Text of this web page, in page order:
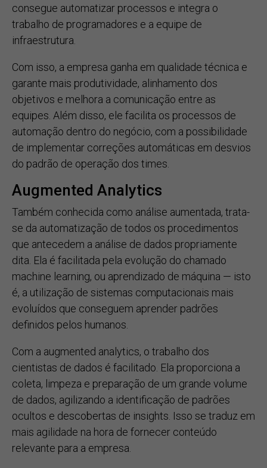
consegue automatizar processos e integra o
trabalho de programadores e a equipe de
infraestrutura.
Com isso, a empresa ganha em qualidade técnica e
garante mais produtividade, alinhamento dos
objetivos e melhora a comunicação entre as
equipes. Além disso, ele facilita os processos de
automação dentro do negócio, com a possibilidade
de implementar correções automáticas em desvios
do padrão de operação dos times.
Augmented Analytics
Também conhecida como análise aumentada, trata-
se da automatização de todos os procedimentos
que antecedem a análise de dados propriamente
dita. Ela é facilitada pela evolução do chamado
machine learning, ou aprendizado de máquina — isto
é, a utilização de sistemas computacionais mais
evoluídos que conseguem aprender padrões
definidos pelos humanos.
Com a augmented analytics, o trabalho dos
cientistas de dados é facilitado. Ela proporciona a
coleta, limpeza e preparação de um grande volume
de dados, agilizando a identificação de padrões
ocultos e descobertas de insights. Isso se traduz em
mais agilidade na hora de fornecer conteúdo
relevante para a empresa.